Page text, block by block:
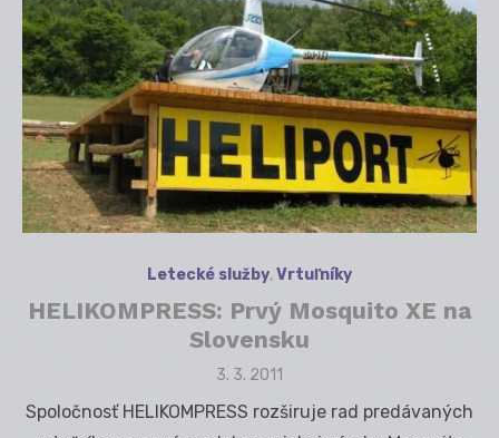
Letecké služby,Vrtuľníky
HELIKOMPRESS: Prvý Mosquito XE na
Slovensku
Posted
3. 3. 2011
Spoločnosť HELIKOMPRESS rozširuje rad predávaných